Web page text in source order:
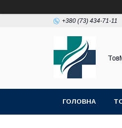
+380 (73) 434-71-11
ГОЛОВНА